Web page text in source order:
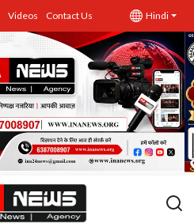
Videos Contact Us Hindi